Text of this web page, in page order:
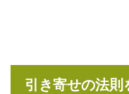
引き寄せの法則